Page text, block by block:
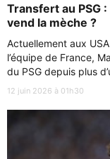
Transfert au PSG
vend la mèche ?
Actuellement aux
l’équipe de France,
du PSG depuis plus
12 juin 2026 à 01h30